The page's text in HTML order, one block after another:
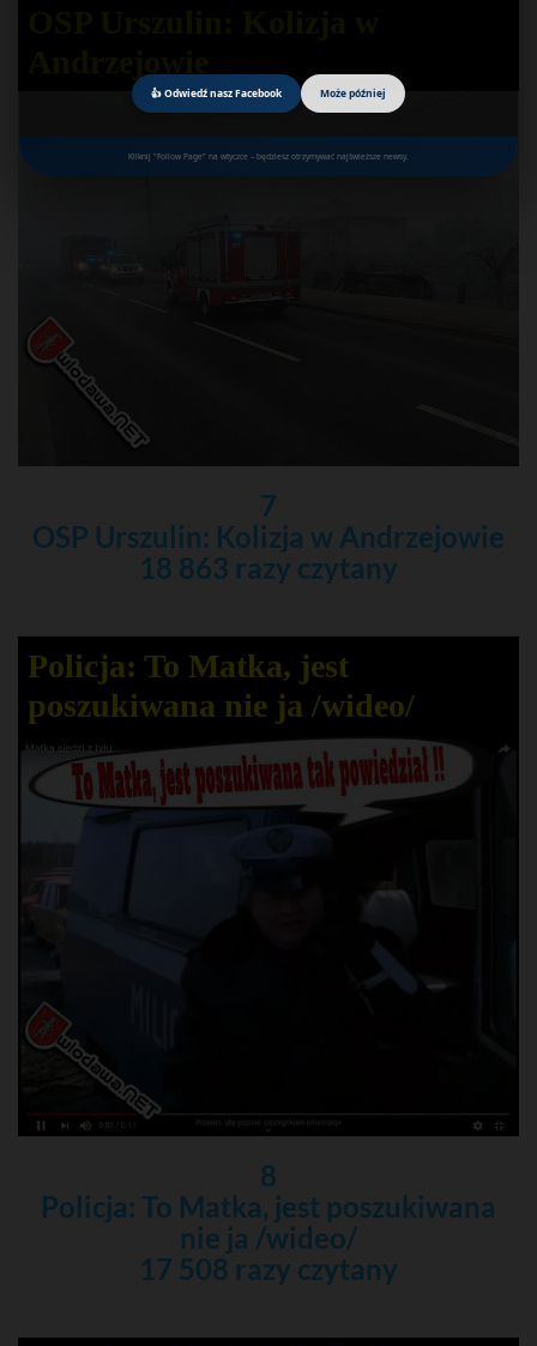
👍 Odwiedź nasz Facebook Może później
Kliknij "Follow Page" na wtyczce – będziesz otrzymywać najświeższe newsy.
7
OSP Urszulin: Kolizja w Andrzejowie
18 863 razy czytany
Policja: To Matka, jest
poszukiwana nie ja /wideo/
8
Policja: To Matka, jest poszukiwana
nie ja /wideo/
17 508 razy czytany